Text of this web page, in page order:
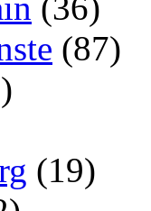
(87)
(19)